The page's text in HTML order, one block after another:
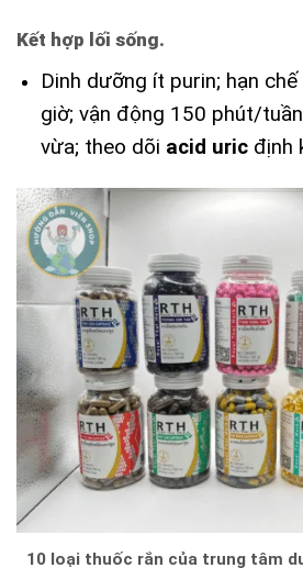
Kết hợp lối sống.
Dinh dưỡng ít purin; hạn
giờ; vận động 150 phút/
vừa; theo dõi acid uric định
10 loại thuốc rắn của trung tâm